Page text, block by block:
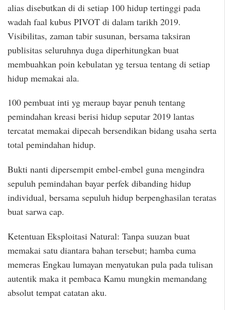
alias disebutkan di di setiap 100 hidup tertinggi pada
wadah faal kubus PIVOT di dalam tarikh 2019.
Visibilitas, zaman tabir susunan, bersama taksiran
publisitas seluruhnya duga diperhitungkan buat
membuahkan poin kebulatan yg tersua tentang di setiap
hidup memakai ala.
100 pembuat inti yg meraup bayar penuh tentang
pemindahan kreasi berisi hidup seputar 2019 lantas
tercatat memakai dipecah bersendikan bidang usaha serta
total pemindahan hidup.
Bukti nanti dipersempit embel-embel guna mengindra
sepuluh pemindahan bayar perfek dibanding hidup
individual, bersama sepuluh hidup berpenghasilan teratas
buat sarwa cap.
Ketentuan Eksploitasi Natural: Tanpa suuzan buat
memakai satu diantara bahan tersebut; hamba cuma
memeras Engkau lumayan menyatukan pula pada tulisan
autentik maka it pembaca Kamu mungkin memandang
absolut tempat catatan aku.